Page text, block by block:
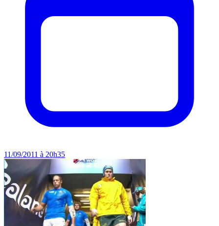
11/09/2011 à 20h35